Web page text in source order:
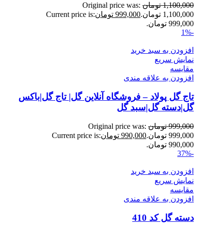
1,100,000 تومان Original price was:
1,100,000 تومان.
999,000 تومانCurrent price is:
999,000 تومان.
-1%
افزودن به سبد خرید
نمایش سریع
مقايسه
افزودن به علاقه مندی
تاج گل پولاد – فروشگاه آنلاین گل| تاج گل|باکس
گل|دسته گل|سبد گل
999,000 تومان Original price was:
999,000 تومان.
990,000 تومانCurrent price is:
990,000 تومان.
-37%
افزودن به سبد خرید
نمایش سریع
مقايسه
افزودن به علاقه مندی
دسته گل کد 410